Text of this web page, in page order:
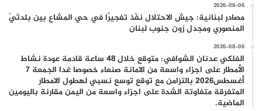
2026-08-06
مصادر لبنانية: جيش الاحتلال نفّذ تفجيرًا في حي المشاع بين بلدتَيْ
المنصوري ومجدل زون جنوب لبنان
2026-08-06
الفلكي عدنان الشوافي: متوقع خلال 48 ساعة قادمة عودة نشاط
الأمطار على اجزاء واسعة من الامانة صنعاء خصوصا غدا الجمعة 7
أغسطس2026 بالتزامن مع توقع توسع نسبي لهطول الامطار
المتفرقة متفاوتة الشدة على اجزاء واسعة من اليمن مقارنة باليومين
الماضية.